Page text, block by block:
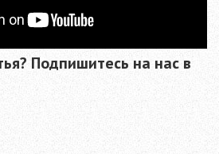
Подпишитесь на нас в